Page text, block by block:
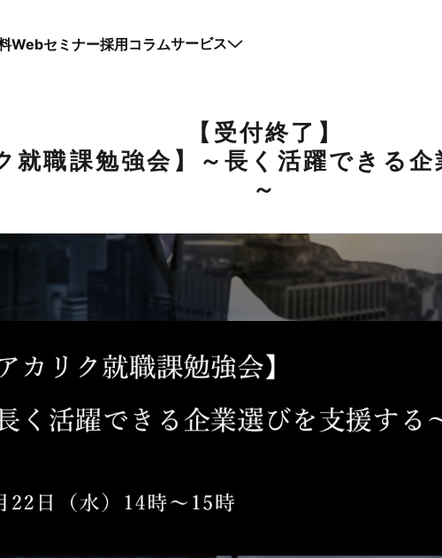
Webセミナー採用コラムサービス
【受付終了】
就職課勉強会】～長く活躍できる
～